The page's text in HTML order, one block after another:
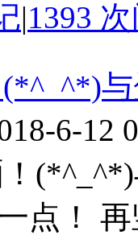
|1393
6-12
点！